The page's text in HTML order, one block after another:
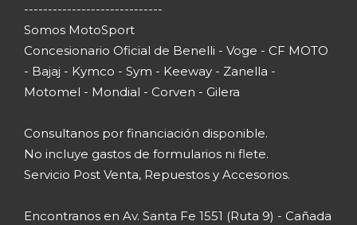
-----------------------------
Somos MotoSport
Concesionario Oficial de Benelli - Voge - CF MOTO
- Bajaj - Kymco - Sym - Keeway - Zanella -
Motomel - Mondial - Corven - Gilera
Consultanos por financiación disponible.
No incluye gastos de formularios ni flete.
Servicio Post Venta, Repuestos y Accesorios.
Encontranos en Av. Santa Fe 1551 (Ruta 9) - Cañada